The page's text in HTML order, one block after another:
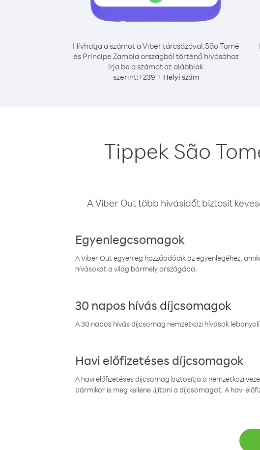
Hívhatja a számot a Viber tárcsázóval.São Tomé
és Príncipe Zambia országból történő hívásához
írja be a számot az alábbiak
szerint:+239 + Helyi szám
Tippek São
A Viber Out több hívásidőt biztosít
Egyenlegcsomagok
A Viber Out egyenleg hozzáadódik az egyenlegéhez,
hívásokat a világ bármely országába.
30 napos hívás díjcsomagok
A 30 napos hívás díjcsomag nemzetközi hívások
Havi előfizetéses díjcsomagok
A havi előfizetéses díjcsomag biztosítja a nemzetközi
bármikor is meg kellene újítani a díjcsomagot. A havi